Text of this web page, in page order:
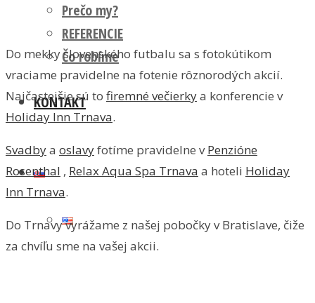
Prečo my?
REFERENCIE
Čo robíme
KONTAKT
Do mekky slovenského futbalu sa s fotokútikom
vraciame pravidelne na fotenie rôznorodých akcií.
Najčastejšie sú to firemné večierkya konferencie v
Holiday Inn Trnava.
Svadbya oslavyfotíme pravidelne vPenzióne
Rosenthal , Relax Aqua Spa Trnava a hoteli Holiday
Inn Trnava.
Do Trnavy vyrážame z našej pobočky v Bratislave, čiže
za chvíľu sme na vašej akcii.